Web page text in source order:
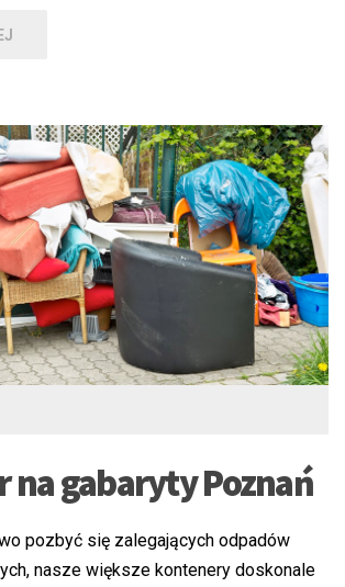
na gabaryty Poznań
pozbyć się zalegających odpadów
nasze większe kontenery doskonale